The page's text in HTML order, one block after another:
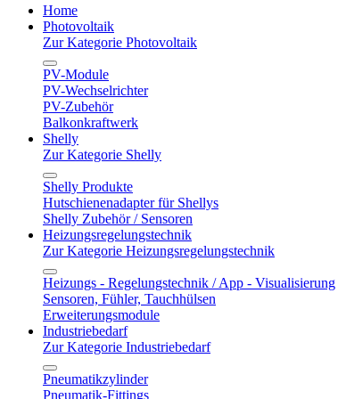
Home
Photovoltaik
Zur Kategorie Photovoltaik
PV-Module
PV-Wechselrichter
PV-Zubehör
Balkonkraftwerk
Shelly
Zur Kategorie Shelly
Shelly Produkte
Hutschienenadapter für Shellys
Shelly Zubehör / Sensoren
Heizungsregelungstechnik
Zur Kategorie Heizungsregelungstechnik
Heizungs - Regelungstechnik / App - Visualisierung
Sensoren, Fühler, Tauchhülsen
Erweiterungsmodule
Industriebedarf
Zur Kategorie Industriebedarf
Pneumatikzylinder
Pneumatik-Fittings